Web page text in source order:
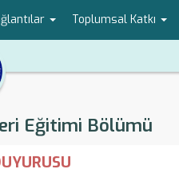
Toplumsal Katkı
Eğitimi Bölümü